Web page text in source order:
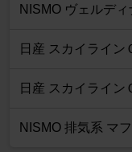
NISMO ヴェルデ
日産 スカイライン
日産 スカイライン
NISMO 排気系 マ